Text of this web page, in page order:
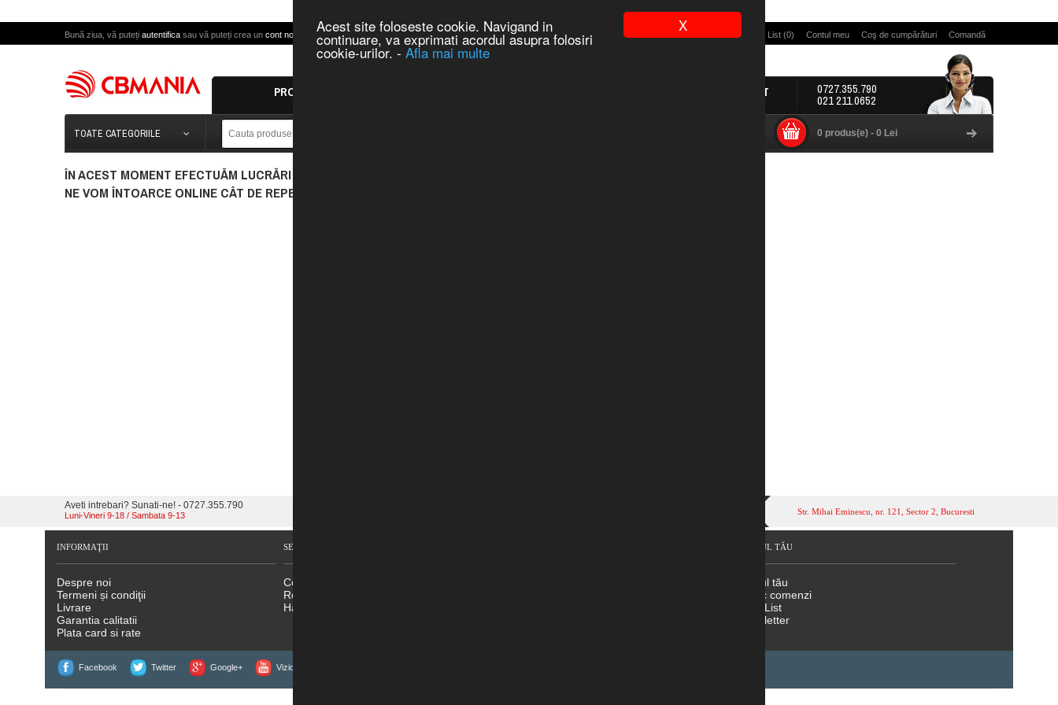
X
Acest site foloseste cookie. Navigand in
continuare, va exprimati acordul asupra folosiri
cookie-urilor. - Afla mai multe
Bună ziua, vă puteți autentifica sau vă puteți crea un cont nou Wish List (0) Contul meu Coş de cumpărături Comandă
0727.355.790
021 211.0652
CONTACT
PROMOTII
0 produs(e) - 0 Lei
TOATE CATEGORIILE
ÎN ACEST MOMENT EFECTUĂM LUCRĂRI DE MENTENANŢĂ LA SITE.
NE VOM ÎNTOARCE ONLINE CÂT DE REPEDE POSIBIL. VĂ RUGĂM SĂ REVENIŢI MAI TÎRZIU.
Aveti intrebari? Sunati-ne! - 0727.355.790
Luni-Vineri 9-18 / Sambata 9-13 Str. Mihai Eminescu, nr. 121, Sector 2, Bucuresti
INFORMAŢII
Despre noi
Termeni și condiţii
Livrare
Garantia calitatii
Plata card si rate
SERVICII CLIENŢI
Contact
Returnări
Hartă site
CONTUL TĂU
Contul tău
Istoric comenzi
Wish List
Newsletter
Facebook Twitter Google+ Vizionati filmele noastre